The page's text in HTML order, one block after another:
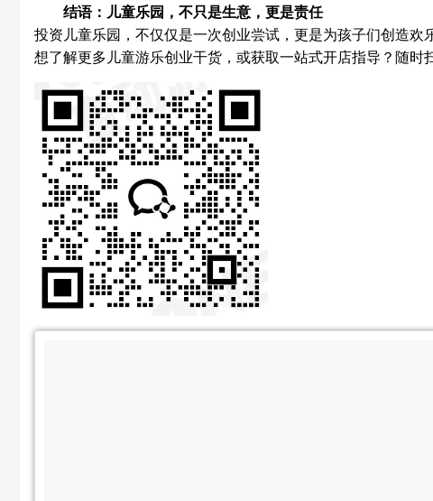
结语：儿童乐园，不只是生意，更是责任
投资儿童乐园，不仅仅是一次创业尝试，更是为孩子们创造
想了解更多儿童游乐创业干货，或获取一站式开店指导？随